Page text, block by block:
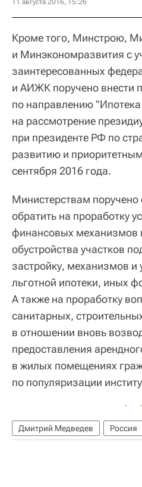
Кроме того, Минстрою,
и Минэкономразвития с
заинтересованных
и АИЖК поручено внести
по направлению
на рассмотрение
при президенте РФ по
развитию и
сентября 2016 года.
Министерствам
обратить на проработку
финансовых механизмов
обустройства участков
застройку, механизмов и
льготной ипотеки, иных
А также на проработку
санитарных,
в отношении вновь
предоставления
в жилых помещениях
по популяризации
Дмитрий Медведев Россия